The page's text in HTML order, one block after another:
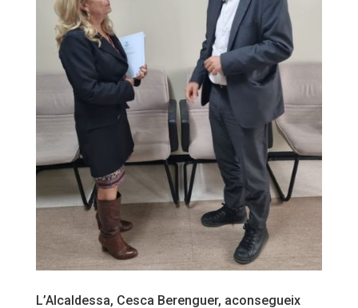
L’Alcaldessa, Cesca Berenguer, aconsegueix